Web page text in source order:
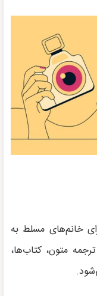
خانم‌های مسلط به
متون، کتاب‌ها،